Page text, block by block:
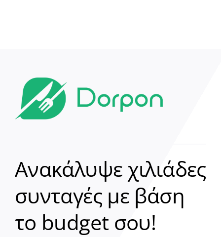
Ανακάλυψε χιλιάδες
συνταγές με βάση
το budget σου!